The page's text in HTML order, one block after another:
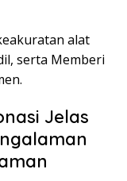
alat
serta Memberi
Jelas